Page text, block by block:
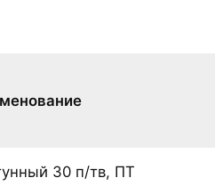
30 п/тв, ПТ